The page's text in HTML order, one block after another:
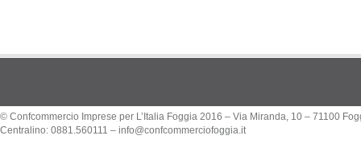
© Confcommercio Imprese per L’Italia Foggia 2016 – Via Miranda, 10 – 71100
Centralino: 0881.560111 – info@confcommerciofoggia.it